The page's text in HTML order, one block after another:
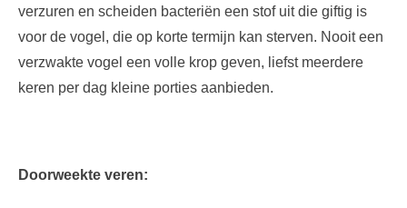
verzuren en scheiden bacteriën een stof uit die giftig is
voor de vogel, die op korte termijn kan sterven. Nooit een
verzwakte vogel een volle krop geven, liefst meerdere
keren per dag kleine porties aanbieden.
Doorweekte veren: